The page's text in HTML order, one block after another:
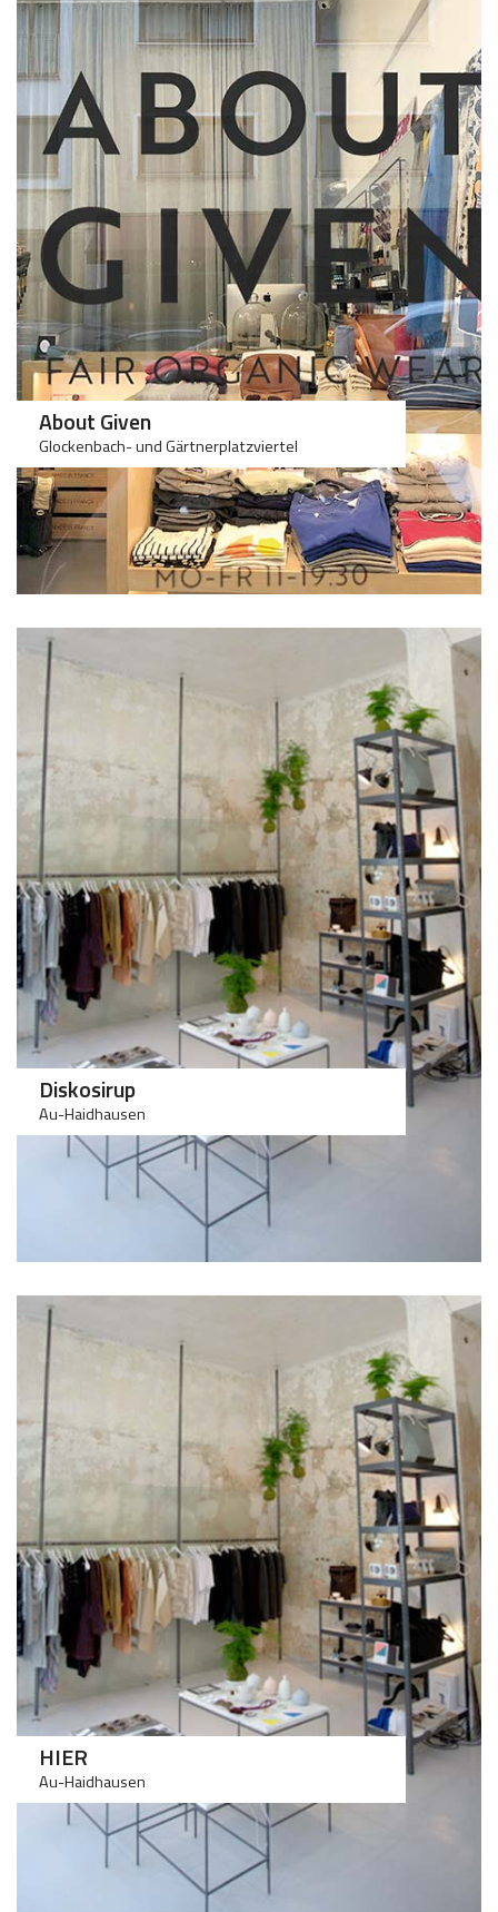
About Given
Glockenbach- und Gärtnerplatzviertel
100 100
Diskosirup
Au-Haidhausen
<25 <25
HIER
Au-Haidhausen
>75 >75